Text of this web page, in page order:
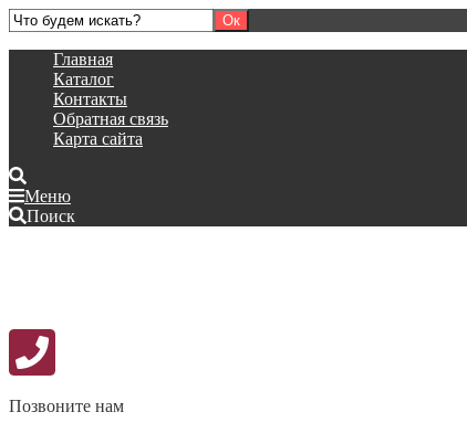
Главная
Каталог
Контакты
Обратная связь
Карта сайта
Меню
Поиск
Позвоните нам